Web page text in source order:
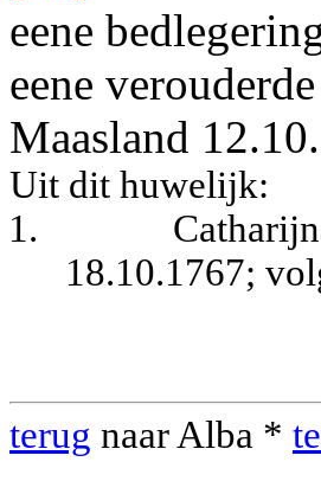
eene
eene
Maasland
Uit dit huwelijk:
1.
18.10.1767;
terug naar Alba *